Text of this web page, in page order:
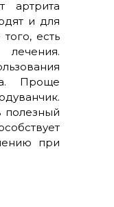
артрита
и для
есть
Проще
полезный
при